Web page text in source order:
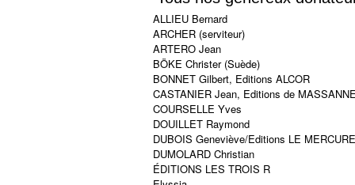
ALLIEU Bernard
ARCHER (serviteur)
ARTERO Jean
BÖKE Christer (Suède)
BONNET Gilbert, Editions ALCOR
CASTANIER Jean, Editions de
COURSELLE Yves
DOUILLET Raymond
DUBOIS Geneviève/Editions LE
DUMOLARD Christian
ÉDITIONS LES TROIS R